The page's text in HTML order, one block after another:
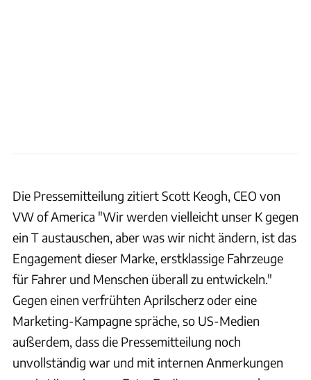
Die Pressemitteilung zitiert Scott Keogh, CEO von
VW of America "Wir werden vielleicht unser K gegen
ein T austauschen, aber was wir nicht ändern, ist das
Engagement dieser Marke, erstklassige Fahrzeuge
für Fahrer und Menschen überall zu entwickeln."
Gegen einen verfrühten Aprilscherz oder eine
Marketing-Kampagne spräche, so US-Medien
außerdem, dass die Pressemitteilung noch
unvollständig war und mit internen Anmerkungen